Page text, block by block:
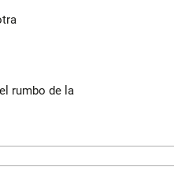
rumbo de la